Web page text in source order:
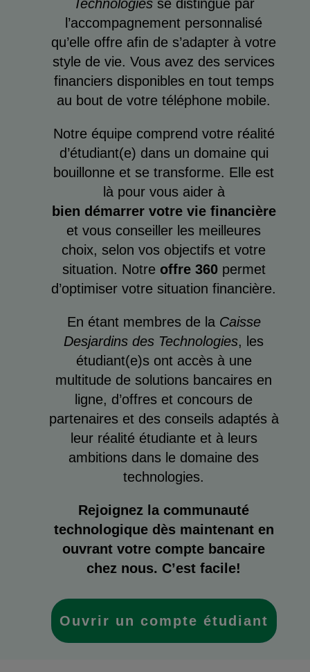
Technologiesse distingue par
l’accompagnement personnalisé
qu’elle offre afin de s’adapter à votre
style de vie. Vous avez des services
financiers disponibles en tout temps
au bout de votre téléphone mobile.
Notre équipe comprend votre réalité
d’étudiant(e) dans un domaine qui
bouillonne et se transforme. Elle est
là pour vous aider à
bien démarrer votre vie financière
et vous conseiller les meilleures
choix, selon vos objectifs et votre
situation. Notre offre 360permet
d’optimiser votre situation financière.
En étant membres de la Caisse
Desjardins des Technologies, les
étudiant(e)s ont accès à une
multitude de solutions bancaires en
ligne, d’offres et concours de
partenaires et des conseils adaptés à
leur réalité étudiante et à leurs
ambitions dans le domaine des
technologies.
Rejoignez la communauté
technologique dès maintenant en
ouvrant votre compte bancaire
chez nous. C’est facile!
Ouvrir un compte étudiant